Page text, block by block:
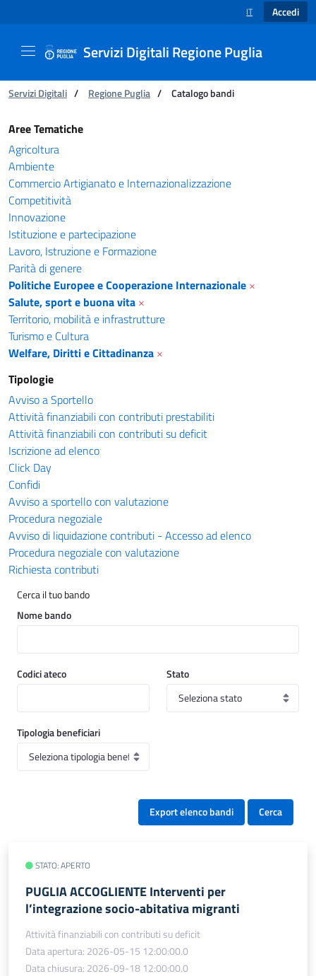
SELEZIONE
IT Accedi
Servizi Digitali Regione Puglia
Ti trovi in:
Servizi Digitali / Regione Puglia / Catalogo bandi
Catalogo bandi - Servizi Digitali Regione
Aree Tematiche
Agricoltura
Ambiente
Commercio Artigianato e Internazionalizzazione
Competitività
Innovazione
Istituzione e partecipazione
Lavoro, Istruzione e Formazione
Parità di genere
Politiche Europee e Cooperazione Internazionale ×
Salute, sport e buona vita ×
Territorio, mobilità e infrastrutture
Turismo e Cultura
Welfare, Diritti e Cittadinanza ×
Tipologie
Avviso a Sportello
Attività finanziabili con contributi prestabiliti
Attività finanziabili con contributi su deficit
Iscrizione ad elenco
Click Day
Confidi
Avviso a sportello con valutazione
Procedura negoziale
Avviso di liquidazione contributi - Accesso ad elenco
Procedura negoziale con valutazione
Richiesta contributi
Cerca il tuo bando
Nome bando
Codici ateco Stato
Tipologia beneficiari
Export elenco bandi Cerca
STATO: APERTO
PUGLIA ACCOGLIENTE Interventi per
l’integrazione socio-abitativa migranti
Attività finanziabili con contributi su deficit
Data apertura: 2026-05-15 12:00:00.0
Data chiusura: 2026-09-18 12:00:00.0